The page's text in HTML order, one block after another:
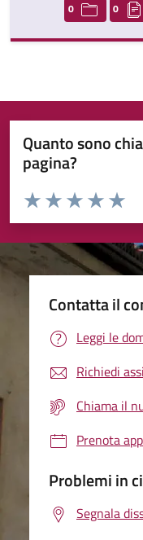
0 0
Quanto sono
pagina?
Valuta da 1 a 5 stelle la
Valuta 4
Valuta 3
Valuta 2 stelle su
Valuta 1 stelle su 5
Contatta il
Leggi le
Richiedi
Chiama il
Prenota
Problemi in
Segnala